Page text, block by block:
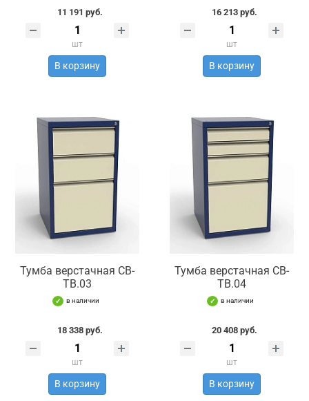
11 191 руб.
шт
В корзину
16 213 руб.
шт
В корзину
Тумба верстачная СВ-
ТВ.03
в наличии
18 338 руб.
шт
В корзину
Тумба верстачная СВ-
ТВ.04
в наличии
20 408 руб.
шт
В корзину